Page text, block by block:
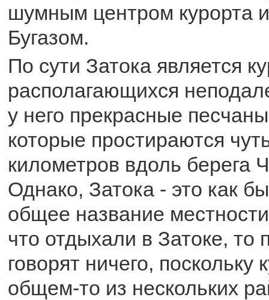
шумным центром курорта
Бугазом.
По сути Затока является
располагающихся
у него прекрасные
которые простираются
километров вдоль берега
Однако, Затока - это как
общее название
что отдыхали в Затоке, то
говорят ничего, поскольку
общем-то из нескольких